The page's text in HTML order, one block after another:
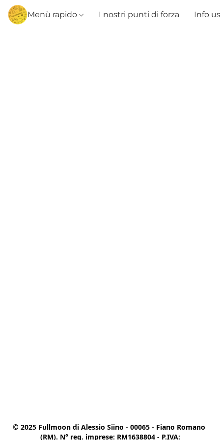
Menù rapido I nostri punti di forza Info
© 2025 Fullmoon di Alessio Siino - 00065 - Fiano Romano
(RM). N° reg. imprese: RM1638804 - P.IVA: